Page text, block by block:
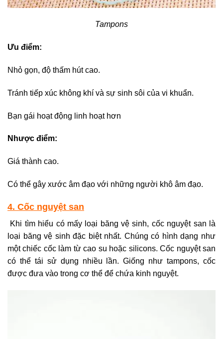
Tampons
Ưu điểm:
Nhỏ gọn, độ thấm hút cao.
Tránh tiếp xúc không khí và sự sinh sôi của vi khuẩn.
Bạn gái hoạt động linh hoạt hơn
Nhược điểm:
Giá thành cao.
Có thể gây xước âm đạo với những người khô âm đạo.
4. Cốc nguyệt san
Khi tìm hiểu có mấy loại băng vệ sinh, cốc nguyệt san là
loại băng vệ sinh đặc biệt nhất. Chúng có hình dạng như
một chiếc cốc làm từ cao su hoặc silicons. Cốc nguyệt san
có thể tái sử dụng nhiều lần. Giống như tampons, cốc
được đưa vào trong cơ thể để chứa kinh nguyệt.